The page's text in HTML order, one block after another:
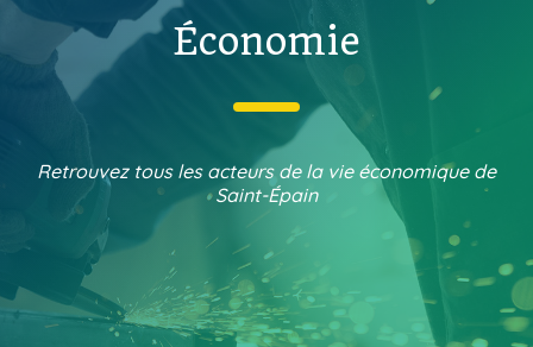
Économie
Retrouvez tous les acteurs de la vie économique de
Saint-Épain